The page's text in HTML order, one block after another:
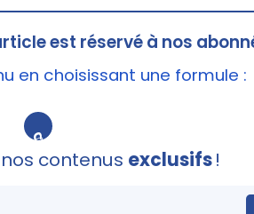
est réservé à nos
en choisissant une formule :
🔒
contenus exclusifs!